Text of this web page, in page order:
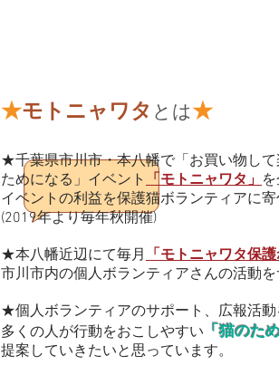
★モトニャワタ とは★
★千葉県市川市・本八幡で「お買い物し
ためになる」イベント 「モトニャワタ」
イベントの利益を保護猫ボランティアに
(2019年より毎年秋開催)
★本八幡近辺にて毎月「モトニャワタ保
市川市内の個人ボランティアさんの活動
★個人ボランティアのサポート、広報活
多くの人が行動をおこしやすい 「猫のた
提案していきたいと思っています。